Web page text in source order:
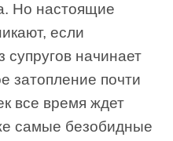
Но настоящие
если
супругов начинает
затопление почти
все время ждет
самые безобидные